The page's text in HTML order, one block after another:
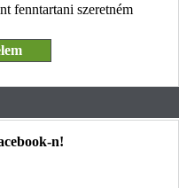
fenntartani szeretném
n!